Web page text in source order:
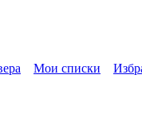
Мои списки